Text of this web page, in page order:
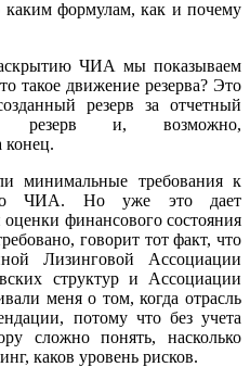
формулам, как и почему
ЧИА мы показываем
такое движение резерва? Это
резерв за отчетный
резерв и, возможно,
конец.
минимальные требования к
ЧИА. Но уже это дает
финансового состояния
говорит тот факт, что
Лизинговой Ассоциации
структур и Ассоциации
меня о том, когда отрасль
потому что без учета
сложно понять, насколько
каков уровень рисков.